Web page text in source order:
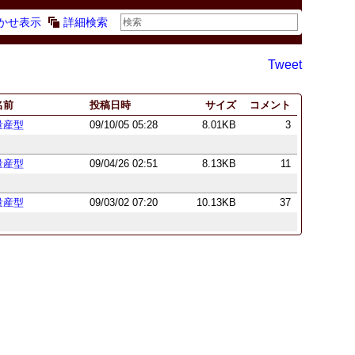
せ表示 詳細検索
Tweet
前 投稿日時 サイズ
コメント
産型 09/10/05 05:28 8.01KB
3
産型 09/04/26 02:51 8.13KB
11
産型 09/03/02 07:20 10.13KB
37